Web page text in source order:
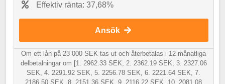
Effektiv ränta: 37,68%
Ansök
Om ett lån på 23 000 SEK tas ut och återbetalas i 12 månatliga
delbetalningar om [1. 2962.33 SEK, 2. 2362.19 SEK, 3. 2327.06
SEK, 4. 2291.92 SEK, 5. 2256.78 SEK, 6. 2221.64 SEK, 7.
2186,50 SEK, 8. 2151,36 SEK, 9. 2116,22 SEK, 10. 2081,08